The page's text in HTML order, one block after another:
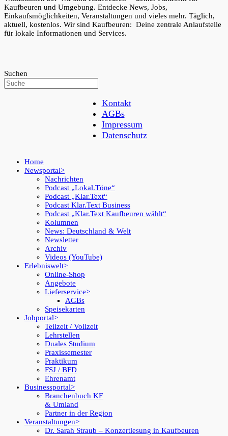
Kaufbeuren und Umgebung. Entdecke News, Jobs,
Einkaufsmöglichkeiten, Veranstaltungen und vieles mehr. Täglich,
aktuell, kostenlos. Wir sind Kaufbeuren: Deine zentrale Anlaufstelle
für lokale Informationen und Services.
Suchen
Kontakt
AGBs
Impressum
Datenschutz
Home
Newsportal
Nachrichten
Podcast „Lokal.Töne“
Podcast „Klar.Text“
Podcast Klar.Text Business
Podcast „Klar.Text Kaufbeuren wählt“
Kolumnen
News: Deutschland & Welt
Newsletter
Archiv
Videos (YouTube)
Erlebniswelt
Online-Shop
Angebote
Lieferservice
AGBs
Speisekarten
Jobportal
Teilzeit / Vollzeit
Lehrstellen
Duales Studium
Praxissemester
Praktikum
FSJ / BFD
Ehrenamt
Businessportal
Branchenbuch KF
& Umland
Partner in der Region
Veranstaltungen
Dr. Sarah Straub – Konzertlesung in Kaufbeuren